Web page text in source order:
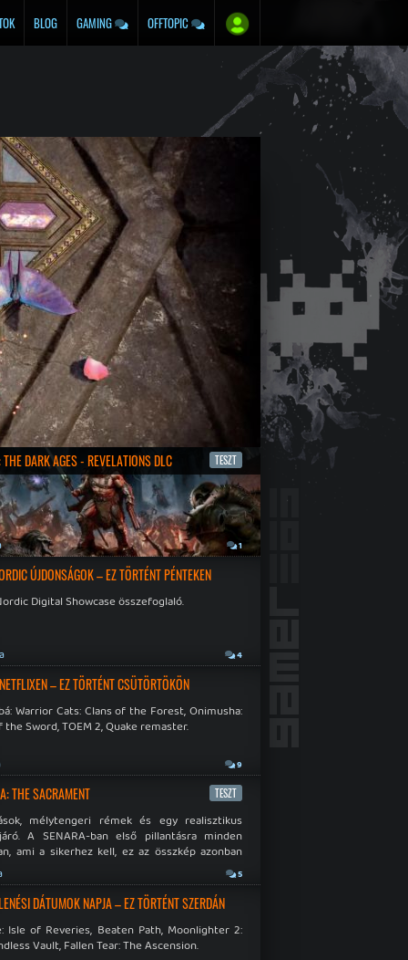
BLOG GAMING OFFTOPIC
DARK AGES - REVELATIONS DLC TESZT
1
ÚJDONSÁGOK – EZ TÖRTÉNT PÉNTEKEN
Digital Showcase összefoglaló.
4
– EZ TÖRTÉNT CSÜTÖRTÖKÖN
Warrior Cats: Clans of the Forest, Onimusha:
the Sword, TOEM 2, Quake remaster.
9
THE SACRAMENT TESZT
mélytengeri rémek és egy realisztikus
A SENARA-ban első pillantásra minden
ami a sikerhez kell, ez az összkép azonban
5
DÁTUMOK NAPJA – EZ TÖRTÉNT SZERDÁN
Isle of Reveries, Beaten Path, Moonlighter 2:
Vault, Fallen Tear: The Ascension.